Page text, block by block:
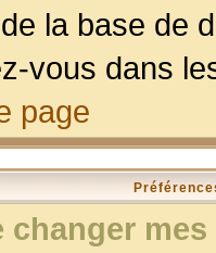
la base de
vous dans
page